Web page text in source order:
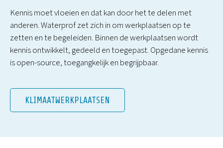
Kennis moet vloeien en dat kan door het te delen met
anderen. Waterprof zet zich in om werkplaatsen op te
zetten en te begeleiden. Binnen de werkplaatsen wordt
kennis ontwikkelt, gedeeld en toegepast. Opgedane kennis
is open-source, toegangkelijk en begrijpbaar.
KLIMAATWERKPLAATSEN